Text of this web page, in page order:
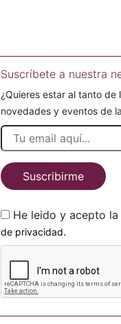
Suscríbete a nuestra
¿Quieres estar al tanto de
novedades y eventos de
Suscribirme
He leido y acepto la
de privacidad.